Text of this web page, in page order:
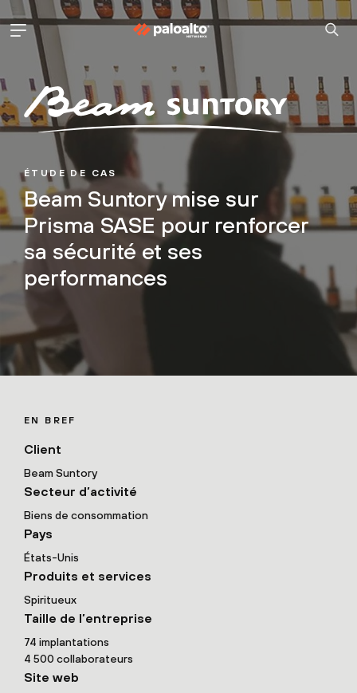
ÉTUDE DE CAS
Beam Suntory mise sur
Prisma SASE pour renforcer
sa sécurité et ses
performances
EN BREF
Client
Beam Suntory
Secteur d’activité
Biens de consommation
Pays
États-Unis
Produits et services
Spiritueux
Taille de l’entreprise
74 implantations
4 500 collaborateurs
Site web